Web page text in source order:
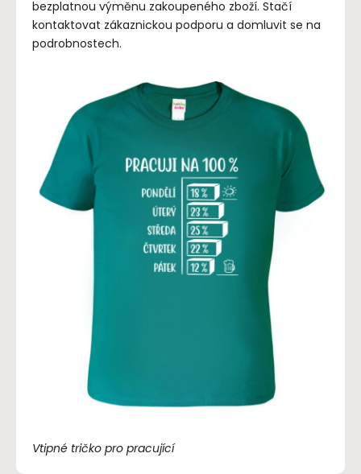
bezplatnou výměnu zakoupeného zboží. Stačí
kontaktovat zákaznickou podporu a domluvit se na
podrobnostech.
Vtipné tričko pro pracující